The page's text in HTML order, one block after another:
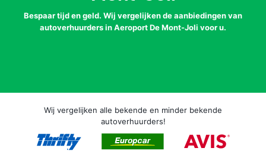
Bespaar tijd en geld. Wij vergelijken de aanbiedingen van
autoverhuurders in Aeroport De Mont-Joli voor u.
Wij vergelijken alle bekende en minder bekende
autoverhuurders!